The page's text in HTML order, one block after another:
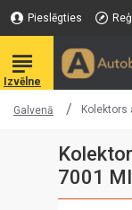
Pieslēgties
Galvenā Kolektors
7001